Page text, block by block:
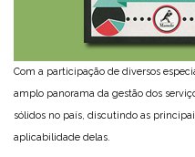
Com a participação de diversos
amplo panorama da gestão dos
sólidos no país, discutindo as
aplicabilidade delas.